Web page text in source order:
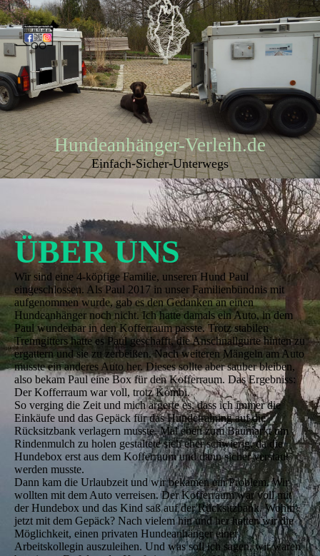
Hundeanhänger-Verleih.de
Einfach-Sicher-Unterwegs
ÜBER UNS
Wir sind eine 4-köpfige Familie, unseren Hund Paul
eingeschlossen. Als Paul 2017 in unser Familienbündnis mit
aufgenommen wurde, gab es den Gedanken an einen
Hundeanhänger noch nicht. Ich hatte damals ein Auto, in dem
Paul wunderbar in den Kofferraum passte. Trotz stabilen
Trenngitters hatte es Paul geschafft, die Anschnallgurte hinten zu
ergattern und sie zu zerbeißen. Nach weiteren Mängeln am Auto
musste ein anderes Auto her. Dieses sollte aber sauber bleiben,
also bekam Paul eine Box für den Kofferraum. Das Ergebniss:
Der Kofferraum war voll, trotz Kombi.
So verging die Zeit und mich ärgerte es, dass ich immer die
Einkäufe und das Gepäck für das Hundetraining auf die
Rücksitzbank verlagern musste. Mal eben zum Baumarkt um
Rindenmulch zu holen gestaltete sich eher schwierig, da die
Hundebox erst aus dem Kofferraum und dann sicher verstaut
werden musste.
Dann kam die Urlaubzeit und wir bekamen ein Problem. Wir
wollten mit dem Auto verreisen. Der Kofferraum war voll mit
der Hundebox und das Kind saß auf der Rücksitzbank. Wohin
jetzt mit dem Gepäck? Nach vielem hin und her hatten wir die
Möglichkeit, einen privaten Hundeanhänger einer
Arbeitskollegin auszuleihen. Und was soll ich sagen, wir waren